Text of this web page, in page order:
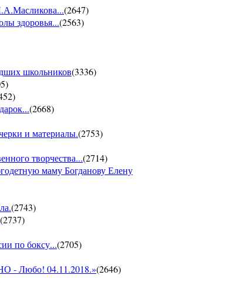
(2647)
здоровья...(2563)
школьников(3336)
)
)
(2668)
и материалы.(2753)
творчества...(2714)
маму Богданову Елену
(2743)
(2737)
по боксу...(2705)
- Любо! 04.11.2018.»(2646)